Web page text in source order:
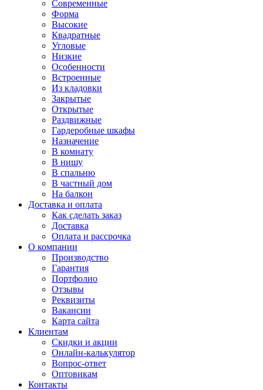
Современные
Форма
Высокие
Квадратные
Угловые
Низкие
Особенности
Встроенные
Из кладовки
Закрытые
Открытые
Раздвижные
Гардеробные шкафы
Назначение
В комнату
В нишу
В спальню
В частный дом
На балкон
Доставка и оплата
Как сделать заказ
Доставка
Оплата и рассрочка
О компании
Производство
Гарантия
Портфолио
Отзывы
Реквизиты
Вакансии
Карта сайта
Клиентам
Скидки и акции
Онлайн-калькулятор
Вопрос-ответ
Оптовикам
Контакты